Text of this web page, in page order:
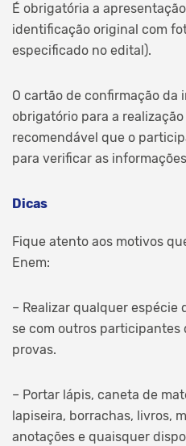
É obrigatória a
identificação original com
especificado no edital).
O cartão de confirmação da
obrigatório para a
recomendável que o
para verificar as
Dicas
Fique atento aos motivos
Enem:
– Realizar qualquer
se com outros participantes
provas.
– Portar lápis, caneta de
lapiseira, borrachas, livros,
anotações e quaisquer